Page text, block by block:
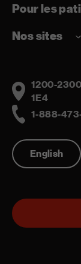
Pour les
Nos sites
Address
1200-
1E4
1-888-
English